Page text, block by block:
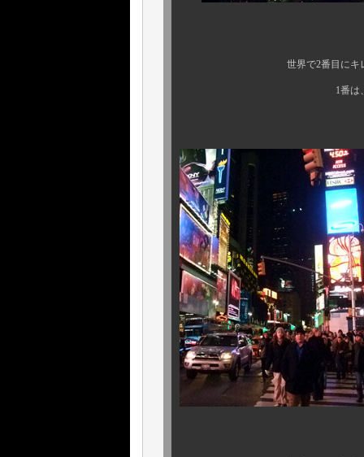
世界で2番目にキレイな マ
1番は、パリです